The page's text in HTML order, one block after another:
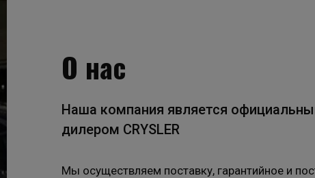
О нас
Наша компания является
дилером CRYSLER
Мы осуществляем поставку, гарантийное и